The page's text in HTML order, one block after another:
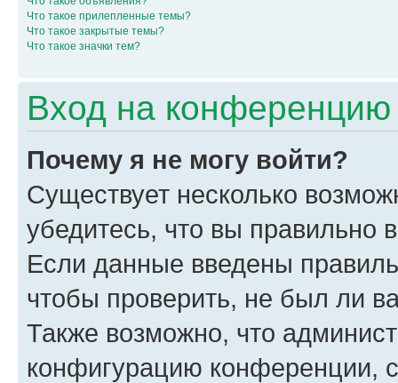
Что такое прилепленные темы?
Что такое закрытые темы?
Что такое значки тем?
Вход на конференцию
Почему я не могу войти?
Существует несколько
убедитесь, что вы правильно
Если данные введены
чтобы проверить, не был ли
Также возможно, что
конфигурацию конференции,